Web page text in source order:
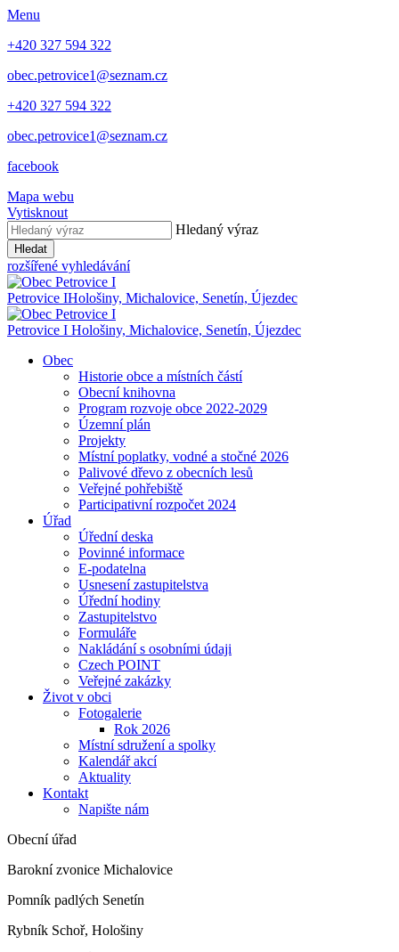
Menu
+420 327 594 322
obec.petrovice1@seznam.cz
+420 327 594 322
obec.petrovice1@seznam.cz
facebook
Mapa webu
Vytisknout
Hledaný výraz
Hledat
rozšířené vyhledávání
Petrovice IHološiny, Michalovice, Senetín, Újezdec
Petrovice I Hološiny, Michalovice, Senetín, Újezdec
Obec
Historie obce a místních částí
Obecní knihovna
Program rozvoje obce 2022-2029
Územní plán
Projekty
Místní poplatky, vodné a stočné 2026
Palivové dřevo z obecních lesů
Veřejné pohřebiště
Participativní rozpočet 2024
Úřad
Úřední deska
Povinné informace
E-podatelna
Usnesení zastupitelstva
Úřední hodiny
Zastupitelstvo
Formuláře
Nakládání s osobními údaji
Czech POINT
Veřejné zakázky
Život v obci
Fotogalerie
Rok 2026
Místní sdružení a spolky
Kalendář akcí
Aktuality
Kontakt
Napište nám
Obecní úřad
Barokní zvonice Michalovice
Pomník padlých Senetín
Rybník Schoř, Hološiny